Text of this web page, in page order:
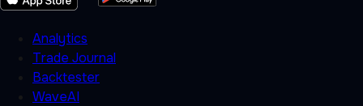
Analytics
Trade Journal
Backtester
WaveAI